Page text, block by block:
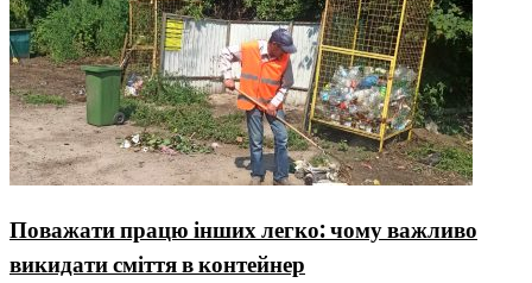
Поважати працю інших легко: чому важливо
викидати сміття в контейнер